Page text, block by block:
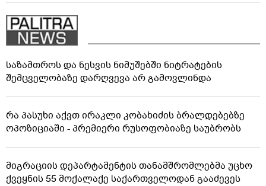
საზამთროს და ნესვის ნიმუშებში ნიტრატების
შემცველობაზე დარღვევა არ გამოვლინდა
რა პასუხი აქვთ ირაკლი კობახიძის ბრალდებებზე
ოპოზიციაში - პრემიერი რუსოფობიაზე საუბრობს
მიგრაციის დეპარტამენტის თანამშრომლებმა უცხო
ქვეყნის 55 მოქალაქე საქართველოდან გააძევეს